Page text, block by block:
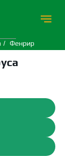
/ Фенрир